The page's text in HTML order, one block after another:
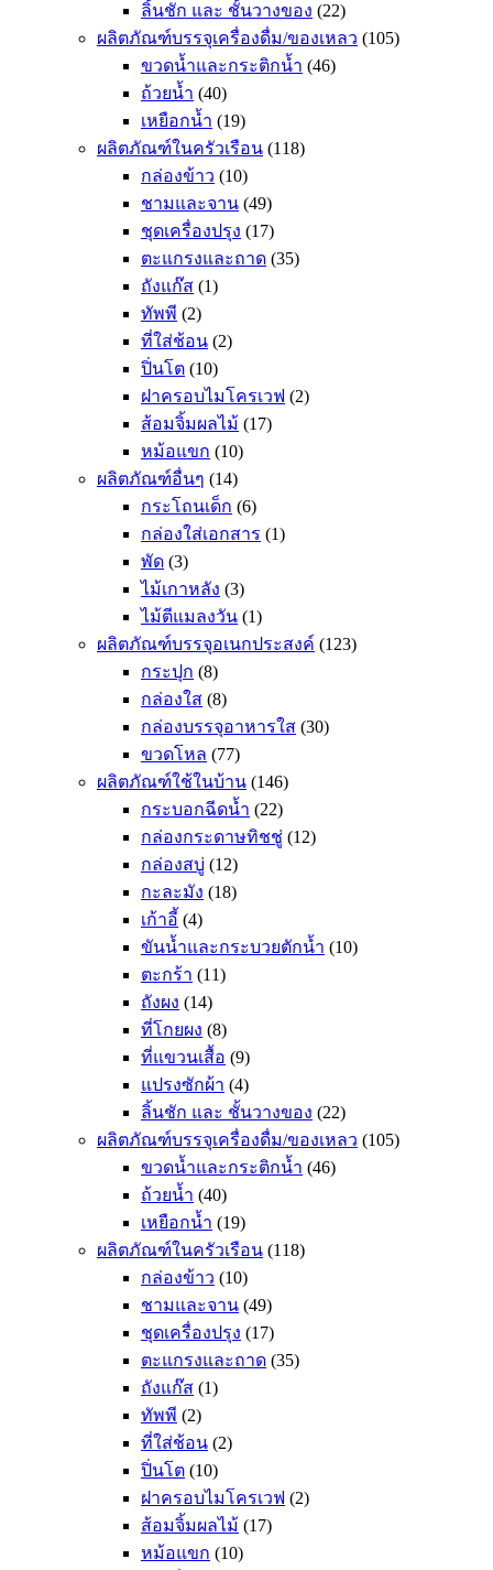
ลิ้นชัก และ ชั้นวางของ (22)
ผลิตภัณฑ์บรรจุเครื่องดื่ม/ของเหลว (105)
ขวดน้ำและกระติกน้ำ (46)
ถ้วยน้ำ (40)
เหยือกน้ำ (19)
ผลิตภัณฑ์ในครัวเรือน (118)
กล่องข้าว (10)
ชามและจาน (49)
ชุดเครื่องปรุง (17)
ตะแกรงและถาด (35)
ถังแก๊ส (1)
ทัพพี (2)
ที่ใส่ช้อน (2)
ปิ่นโต (10)
ฝาครอบไมโครเวฟ (2)
ส้อมจิ้มผลไม้ (17)
หม้อแขก (10)
ผลิตภัณฑ์อื่นๆ (14)
กระโถนเด็ก (6)
กล่องใส่เอกสาร (1)
พัด (3)
ไม้เกาหลัง (3)
ไม้ตีแมลงวัน (1)
ผลิตภัณฑ์บรรจุอเนกประสงค์ (123)
กระปุก (8)
กล่องใส (8)
กล่องบรรจุอาหารใส (30)
ขวดโหล (77)
ผลิตภัณฑ์ใช้ในบ้าน (146)
กระบอกฉีดน้ำ (22)
กล่องกระดาษทิชชู่ (12)
กล่องสบู่ (12)
กะละมัง (18)
เก้าอี้ (4)
ขันน้ำและกระบวยตักน้ำ (10)
ตะกร้า (11)
ถังผง (14)
ที่โกยผง (8)
ที่แขวนเสื้อ (9)
แปรงซักผ้า (4)
ลิ้นชัก และ ชั้นวางของ (22)
ผลิตภัณฑ์บรรจุเครื่องดื่ม/ของเหลว (105)
ขวดน้ำและกระติกน้ำ (46)
ถ้วยน้ำ (40)
เหยือกน้ำ (19)
ผลิตภัณฑ์ในครัวเรือน (118)
กล่องข้าว (10)
ชามและจาน (49)
ชุดเครื่องปรุง (17)
ตะแกรงและถาด (35)
ถังแก๊ส (1)
ทัพพี (2)
ที่ใส่ช้อน (2)
ปิ่นโต (10)
ฝาครอบไมโครเวฟ (2)
ส้อมจิ้มผลไม้ (17)
หม้อแขก (10)